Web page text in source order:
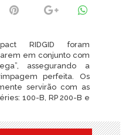
RIDGID foram
em conjunto com
assegurando a
perfeita. Os
servirão com as
100-B, RP 200-B e